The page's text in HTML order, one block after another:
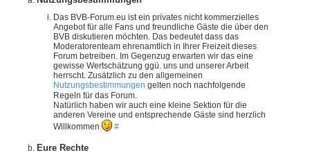
Das BVB-Forum.eu ist ein privates nicht kommerzielles
Angebot für alle Fans und freundliche Gäste die über den
BVB diskutieren möchten. Das bedeutet dass das
Moderatorenteam ehrenamtlich in Ihrer Freizeit dieses
Forum betreiben. Im Gegenzug erwarten wir das eine
gewisse Wertschätzung ggü. uns und unserer Arbeit
herrscht. Zusätzlich zu den allgemeinen
Nutzungsbestimmungen gelten noch nachfolgende
Regeln für das Forum.
Natürlich haben wir auch eine kleine Sektion für die
anderen Vereine und entsprechende Gäste sind herzlich
Willkommen
#
Eure Rechte